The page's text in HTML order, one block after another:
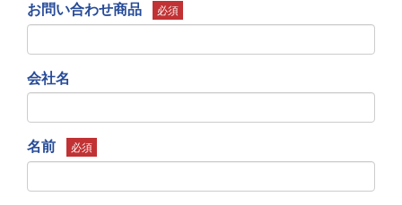
お問い合わせ商品 必須
会社名
名前 必須